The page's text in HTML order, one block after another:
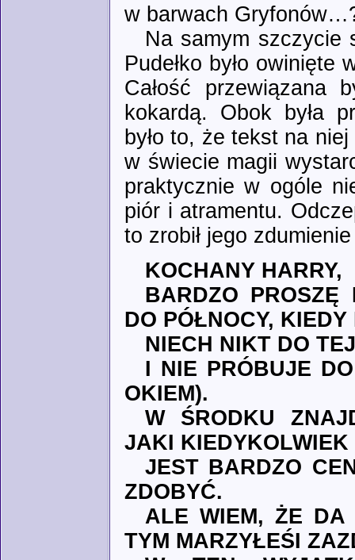
w barwach
Na samym szczycie
Pudełko było owinięte
Całość przewiązana
kokardą. Obok była
było to, że tekst na
w świecie magii
praktycznie w ogóle
piór i atramentu.
to zrobił jego
KOCHANY HARRY,
BARDZO PROSZĘ
DO PÓŁNOCY,
NIECH NIKT DO
I NIE PRÓBUJE
OKIEM).
W ŚRODKU
JAKI KIEDYKOLWIEK
JEST BARDZO
ZDOBYĆ.
ALE WIEM, ŻE DA
TYM MARZYŁEŚI